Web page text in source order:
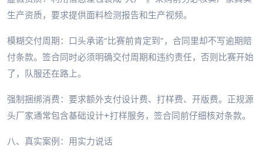
生产资质，要求提供面料检测报告和生产视频。
模糊交付周期：口头承诺“比赛前肯定到”，合同里却不写逾期赔
付条款。签合同时必须明确交付周期和违约责任，否则比赛开始
了，队服还在路上。
强制捆绑消费：要求额外支付设计费、打样费、开版费。正规源
头厂家通常包含基础设计+打样服务，签合同前仔细核对条款。
八、真实案例：用实力说话